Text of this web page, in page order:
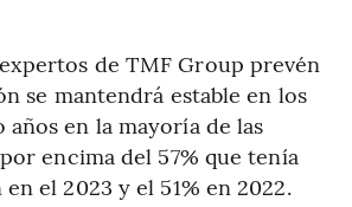
de TMF Group prevén
se mantendrá estable en los
en la mayoría de las
encima del 57% que tenía
el 2023 y el 51% en 2022.